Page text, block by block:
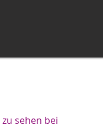
zu sehen bei